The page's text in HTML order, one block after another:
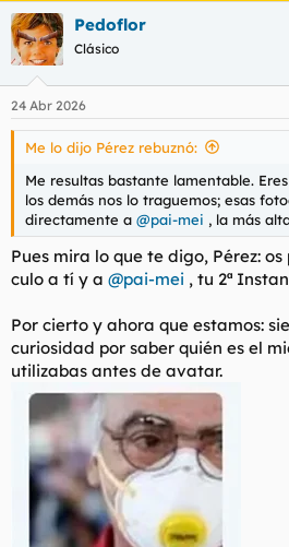
a
c
c
i
e
s
Pedoflor
Clásico
24 Abr 2026
Me lo dijo Pérez rebuznó:
Me resultas bastante lamentable.
los demás nos lo traguemos; esas
directamente a @pai-mei , la más
Pues mira lo que te digo, Pérez:
culo a tí y a @pai-mei , tu 2ª
Por cierto y ahora que estamos:
curiosidad por saber quién es el
utilizabas antes de avatar.